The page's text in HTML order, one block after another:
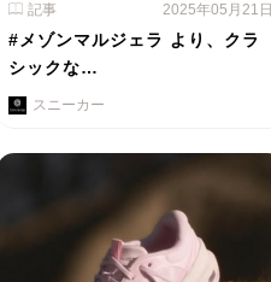
記事 2025年05月21日
#メゾンマルジェラ より、クラ
シックな…
スニーカー